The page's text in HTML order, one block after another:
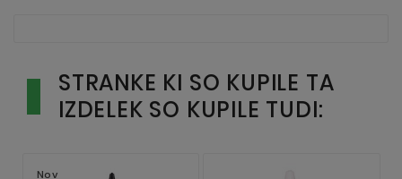
STRANKE KI SO KUPILE TA
IZDELEK SO KUPILE TUDI:
Nov